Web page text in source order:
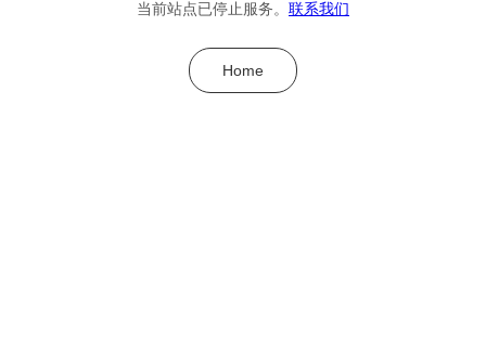
当前站点已停止服务。 联系我们
Home